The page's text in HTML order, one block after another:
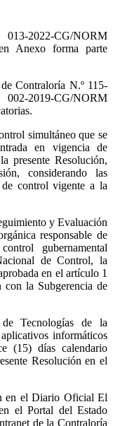
2022-CG/NORM
Anexo forma parte
Contraloría N.º 115-
2019-CG/NORM
simultáneo que se
en vigencia de
presente Resolución,
considerando las
de control vigente a la
y Evaluación
responsable de
gubernamental
de Control, la
en el artículo 1
con la Subgerencia de
Tecnologías de la
informáticos
(15) días calendario
Resolución en el
en el Diario Oficial El
el Portal del Estado
de la Contraloría